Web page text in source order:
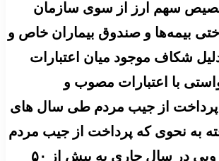
تخصیص سهم ارز از سوی سازمان
بیمه‌ها و صندوق بیماران خاص و
شکاف موجود میان اعتبارات
با اعتبارات مصوب و
از جیب مردم طی سال های
به نحوی که پرداخت از جیب مردم
از هزینه های دارویی در سال جاری به بیش از ۵۰